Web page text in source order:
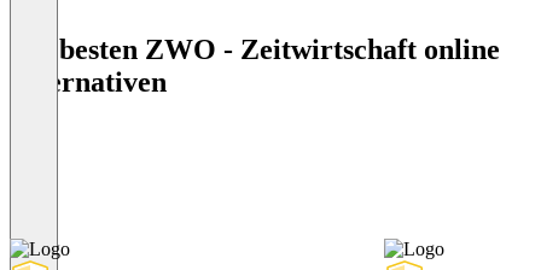
Die besten ZWO - Zeitwirtschaft online
Alternativen